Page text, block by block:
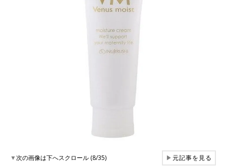
▼次の画像は下へスクロール (8/35) ▶元記事を見る